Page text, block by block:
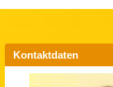
Kontaktdaten